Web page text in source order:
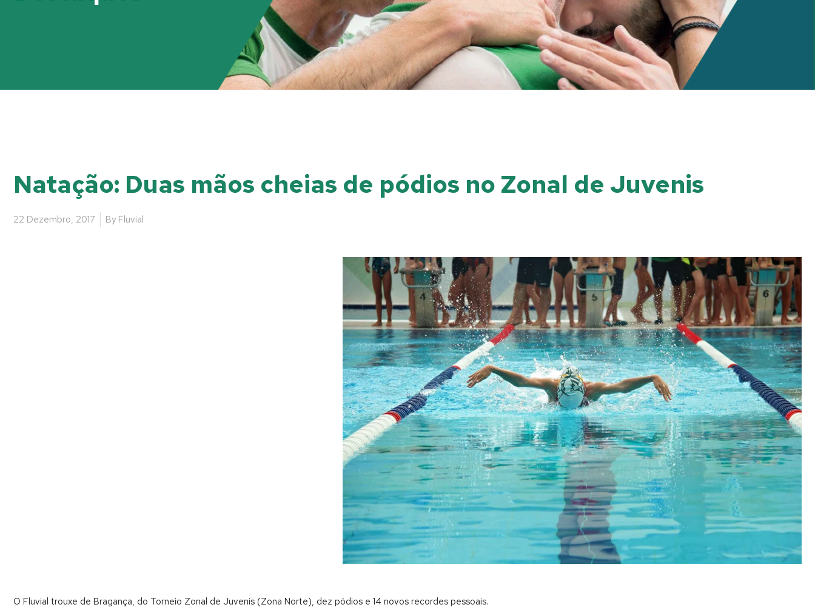
Natação: Duas mãos cheias de pódios no Zonal de Juvenis
22 Dezembro, 2017 By Fluvial
O Fluvial trouxe de Bragança, do Torneio Zonal de Juvenis (Zona Norte), dez pódios e 14 novos recordes pessoais.